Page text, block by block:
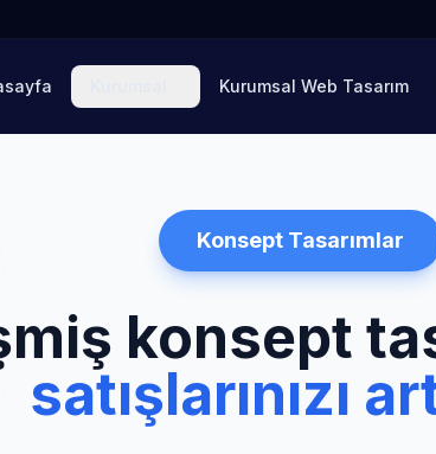
Kurumsal Web Tasarım
Konsept Tasarımlar
konsept
satışlarınızı